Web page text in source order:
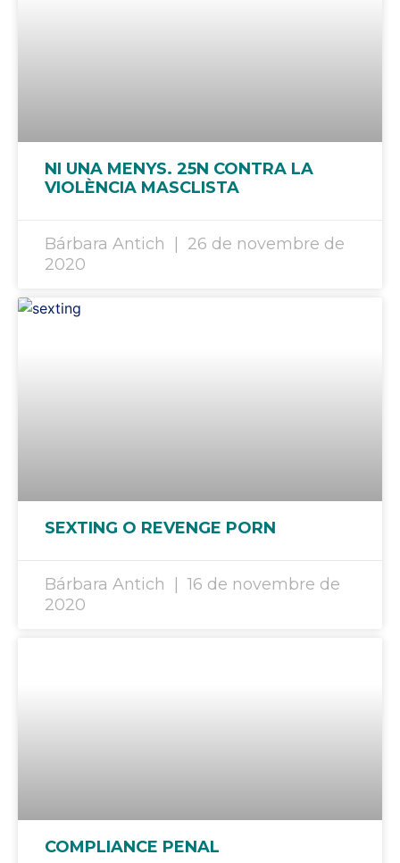
NI UNA MENYS. 25N CONTRA LA
VIOLÈNCIA MASCLISTA
Bárbara Antich
26 de novembre de
2020
SEXTING O REVENGE PORN
Bárbara Antich
16 de novembre de
2020
COMPLIANCE PENAL